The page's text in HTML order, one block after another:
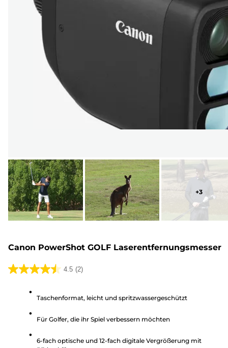
+3
Canon PowerShot GOLF Laserentfernungsmesser
4.5 (2)
4.5
Sternen.
Bewertungen
Taschenformat, leicht und spritzwassergeschützt
Für Golfer, die ihr Spiel verbessern möchten
6-fach optische und 12-fach digitale Vergrößerung mit